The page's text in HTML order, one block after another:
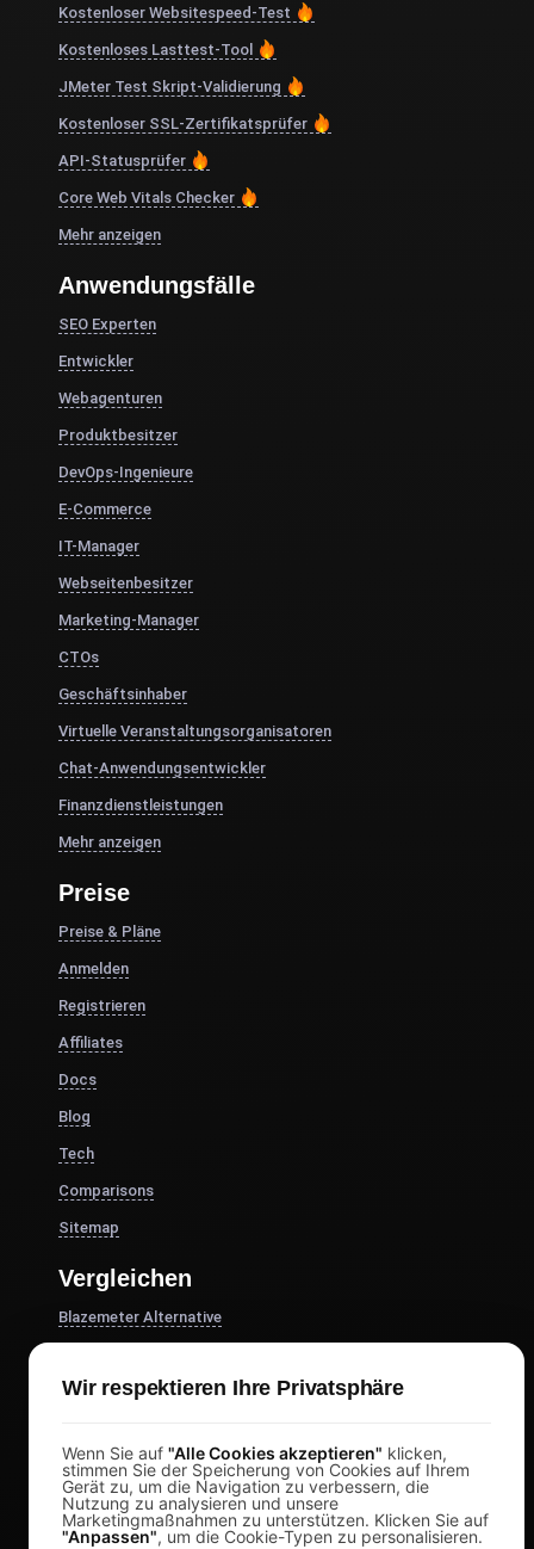
Kostenloser Websitespeed-Test
Kostenloses Lasttest-Tool
JMeter Test Skript-Validierung
Kostenloser SSL-Zertifikatsprüfer
API-Statusprüfer
Core Web Vitals Checker
Mehr anzeigen
Anwendungsfälle
SEO Experten
Entwickler
Webagenturen
Produktbesitzer
DevOps-Ingenieure
E-Commerce
IT-Manager
Webseitenbesitzer
Marketing-Manager
CTOs
Geschäftsinhaber
Virtuelle Veranstaltungsorganisatoren
Chat-Anwendungsentwickler
Finanzdienstleistungen
Mehr anzeigen
Preise
Preise & Pläne
Anmelden
Registrieren
Affiliates
Docs
Blog
Tech
Comparisons
Sitemap
Vergleichen
Blazemeter Alternative
OctoPerf-Alternative
Locust Alternative
Taurus Alternative
Apache JMeter Alternative
Wir respektieren Ihre Privatsphäre
Wenn Sie auf "Alle Cookies akzeptieren" klicken,
stimmen Sie der Speicherung von Cookies auf Ihrem
Gerät zu, um die Navigation zu verbessern, die
Nutzung zu analysieren und unsere
Marketingmaßnahmen zu unterstützen. Klicken Sie auf
"Anpassen", um die Cookie-Typen zu personalisieren.